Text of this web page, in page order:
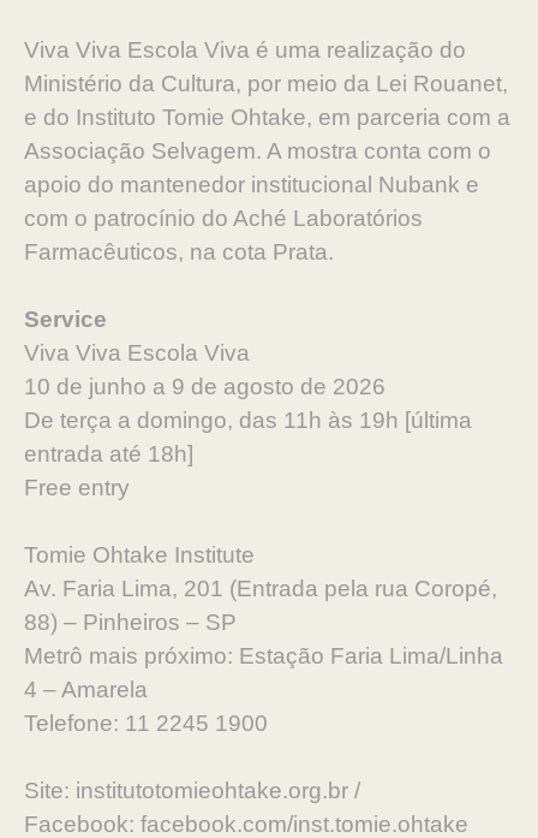
Viva Viva Escola Viva é uma realização do
Ministério da Cultura, por meio da Lei Rouanet,
e do Instituto Tomie Ohtake, em parceria com a
Associação Selvagem. A mostra conta com o
apoio do mantenedor institucional Nubank e
com o patrocínio do Aché Laboratórios
Farmacêuticos, na cota Prata.
Service
Viva Viva Escola Viva
10 de junho a 9 de agosto de 2026
De terça a domingo, das 11h às 19h [última
entrada até 18h]
Free entry
Tomie Ohtake Institute
Av. Faria Lima, 201 (Entrada pela rua Coropé,
88) – Pinheiros – SP
Metrô mais próximo: Estação Faria Lima/Linha
4 – Amarela
Telefone: 11 2245 1900
Site: institutotomieohtake.org.br /
Facebook: facebook.com/inst.tomie.ohtake